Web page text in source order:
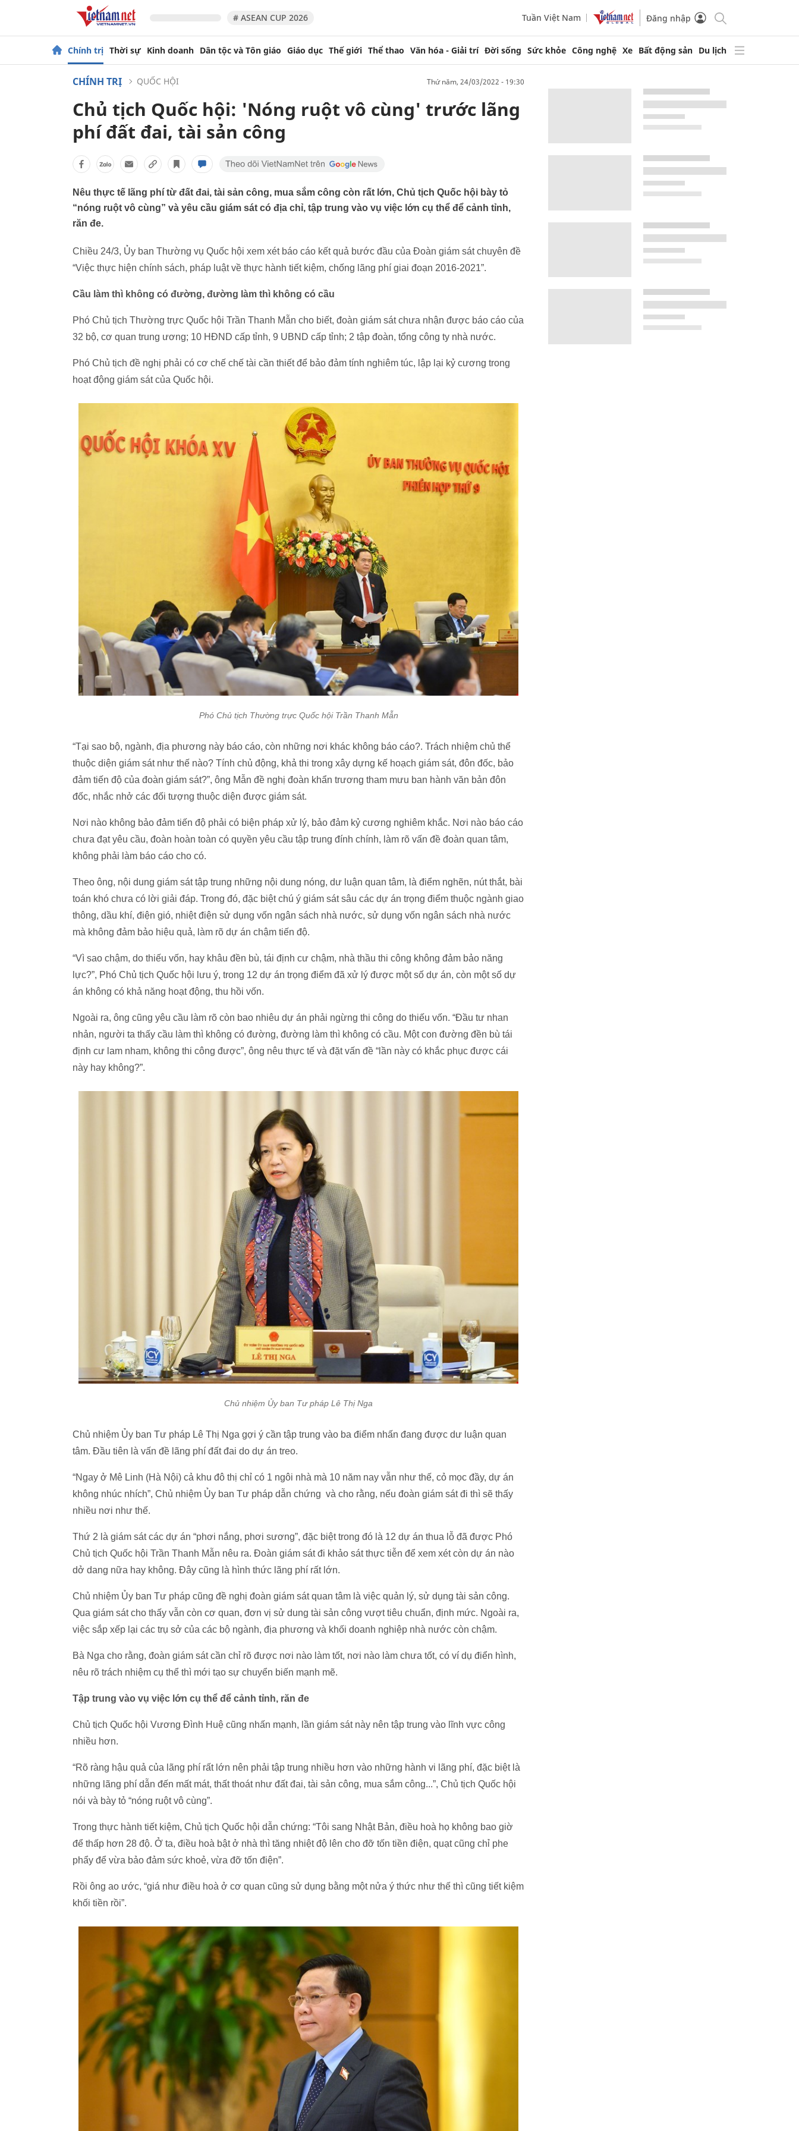
# ASEAN CUP 2026 Tuần Việt Nam Đăng nhập
Chính trị Thời sự Kinh doanh Dân tộc và Tôn giáo Giáo dục Thế giới Thể thao Văn hóa - Giải trí Đời sống Sức khỏe Công nghệ Xe Bất động sản Du lịch
CHÍNH TRỊ QUỐC HỘI thứ năm, 24/03/2022 - 19:30
Chủ tịch Quốc hội: 'Nóng ruột vô cùng' trước lãng
phí đất đai, tài sản công
Nêu thực tế lãng phí từ đất đai, tài sản công, mua sắm công còn rất lớn, Chủ tịch Quốc hội bày tỏ
“nóng ruột vô cùng” và yêu cầu giám sát có địa chỉ, tập trung vào vụ việc lớn cụ thể để cảnh tỉnh,
răn đe.
Chiều 24/3, Ủy ban Thường vụ Quốc hội xem xét báo cáo kết quả bước đầu của Đoàn giám sát chuyên đề
“Việc thực hiện chính sách, pháp luật về thực hành tiết kiệm, chống lãng phí giai đoạn 2016-2021”.
Cầu làm thì không có đường, đường làm thì không có cầu
Phó Chủ tịch Thường trực Quốc hội Trần Thanh Mẫn cho biết, đoàn giám sát chưa nhận được báo cáo của
32 bộ, cơ quan trung ương; 10 HĐND cấp tỉnh, 9 UBND cấp tỉnh; 2 tập đoàn, tổng công ty nhà nước.
Phó Chủ tịch đề nghị phải có cơ chế chế tài cần thiết để bảo đảm tính nghiêm túc, lập lại kỷ cương trong
hoạt động giám sát của Quốc hội.
Phó Chủ tịch Thường trực Quốc hội Trần Thanh Mẫn
“Tại sao bộ, ngành, địa phương này báo cáo, còn những nơi khác không báo cáo?. Trách nhiệm chủ thể
thuộc diện giám sát như thế nào? Tính chủ động, khả thi trong xây dựng kế hoạch giám sát, đôn đốc, bảo
đảm tiến độ của đoàn giám sát?”, ông Mẫn đề nghị đoàn khẩn trương tham mưu ban hành văn bản đôn
đốc, nhắc nhở các đối tượng thuộc diện được giám sát.
Nơi nào không bảo đảm tiến độ phải có biện pháp xử lý, bảo đảm kỷ cương nghiêm khắc. Nơi nào báo cáo
chưa đạt yêu cầu, đoàn hoàn toàn có quyền yêu cầu tập trung đính chính, làm rõ vấn đề đoàn quan tâm,
không phải làm báo cáo cho có.
Theo ông, nội dung giám sát tập trung những nội dung nóng, dư luận quan tâm, là điểm nghẽn, nút thắt, bài
toán khó chưa có lời giải đáp. Trong đó, đặc biệt chú ý giám sát sâu các dự án trọng điểm thuộc ngành giao
thông, dầu khí, điện gió, nhiệt điện sử dụng vốn ngân sách nhà nước, sử dụng vốn ngân sách nhà nước
mà không đảm bảo hiệu quả, làm rõ dự án chậm tiến độ.
“Vì sao chậm, do thiếu vốn, hay khâu đền bù, tái định cư chậm, nhà thầu thi công không đảm bảo năng
lực?”, Phó Chủ tịch Quốc hội lưu ý, trong 12 dự án trọng điểm đã xử lý được một số dự án, còn một số dự
án không có khả năng hoạt động, thu hồi vốn.
Ngoài ra, ông cũng yêu cầu làm rõ còn bao nhiêu dự án phải ngừng thi công do thiếu vốn. “Đầu tư nhan
nhản, người ta thấy cầu làm thì không có đường, đường làm thì không có cầu. Một con đường đền bù tái
định cư lam nham, không thi công được”, ông nêu thực tế và đặt vấn đề “lần này có khắc phục được cái
này hay không?”.
Chủ nhiệm Ủy ban Tư pháp Lê Thị Nga
Chủ nhiệm Ủy ban Tư pháp Lê Thị Nga gợi ý cần tập trung vào ba điểm nhấn đang được dư luận quan
tâm. Đầu tiên là vấn đề lãng phí đất đai do dự án treo.
“Ngay ở Mê Linh (Hà Nội) cả khu đô thị chỉ có 1 ngôi nhà mà 10 năm nay vẫn như thế, cỏ mọc đầy, dự án
không nhúc nhích”, Chủ nhiệm Ủy ban Tư pháp dẫn chứng và cho rằng, nếu đoàn giám sát đi thì sẽ thấy
nhiều nơi như thế.
Thứ 2 là giám sát các dự án “phơi nắng, phơi sương”, đặc biệt trong đó là 12 dự án thua lỗ đã được Phó
Chủ tịch Quốc hội Trần Thanh Mẫn nêu ra. Đoàn giám sát đi khảo sát thực tiễn để xem xét còn dự án nào
dở dang nữa hay không. Đây cũng là hình thức lãng phí rất lớn.
Chủ nhiệm Ủy ban Tư pháp cũng đề nghị đoàn giám sát quan tâm là việc quản lý, sử dụng tài sản công.
Qua giám sát cho thấy vẫn còn cơ quan, đơn vị sử dung tài sản công vượt tiêu chuẩn, định mức. Ngoài ra,
việc sắp xếp lại các trụ sở của các bộ ngành, địa phương và khối doanh nghiệp nhà nước còn chậm.
Bà Nga cho rằng, đoàn giám sát cần chỉ rõ được nơi nào làm tốt, nơi nào làm chưa tốt, có ví dụ điển hình,
nêu rõ trách nhiệm cụ thể thì mới tạo sự chuyển biến mạnh mẽ.
Tập trung vào vụ việc lớn cụ thể để cảnh tỉnh, răn đe
Chủ tịch Quốc hội Vương Đình Huệ cũng nhấn mạnh, lần giám sát này nên tập trung vào lĩnh vực công
nhiều hơn.
“Rõ ràng hậu quả của lãng phí rất lớn nên phải tập trung nhiều hơn vào những hành vi lãng phí, đặc biệt là
những lãng phí dẫn đến mất mát, thất thoát như đất đai, tài sản công, mua sắm công...”, Chủ tịch Quốc hội
nói và bày tỏ “nóng ruột vô cùng”.
Trong thực hành tiết kiệm, Chủ tịch Quốc hội dẫn chứng: “Tôi sang Nhật Bản, điều hoà họ không bao giờ
để thấp hơn 28 độ. Ở ta, điều hoà bật ở nhà thì tăng nhiệt độ lên cho đỡ tốn tiền điện, quạt cũng chỉ phe
phẩy để vừa bảo đảm sức khoẻ, vừa đỡ tốn điện”.
Rồi ông ao ước, “giá như điều hoà ở cơ quan cũng sử dụng bằng một nửa ý thức như thế thì cũng tiết kiệm
khối tiền rồi”.